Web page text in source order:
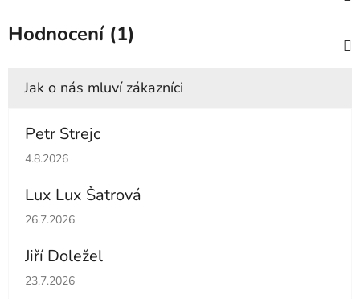
Hodnocení (1)
Petr Strejc
Hodnocení obchodu je 5 z 5 hvězdiček.
4.8.2026
Lux Lux Šatrová
Hodnocení obchodu je 5 z 5 hvězdiček.
26.7.2026
Jiří Doležel
Hodnocení obchodu je 5 z 5 hvězdiček.
23.7.2026